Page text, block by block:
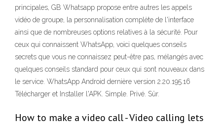
principales, GB Whatsapp propose entre autres les appels
vidéo de groupe, la personnalisation complète de l'interface
ainsi que de nombreuses options relatives à la sécurité. Pour
ceux qui connaissent WhatsApp, voici quelques conseils
secrets que vous ne connaissez peut-être pas, mélangés avec
quelques conseils standard pour ceux qui sont nouveaux dans
le service. WhatsApp Android dernière version 2.20.195.16
Télécharger et Installer l'APK. Simple. Privé. Sûr.
How to make a video call - Video calling lets